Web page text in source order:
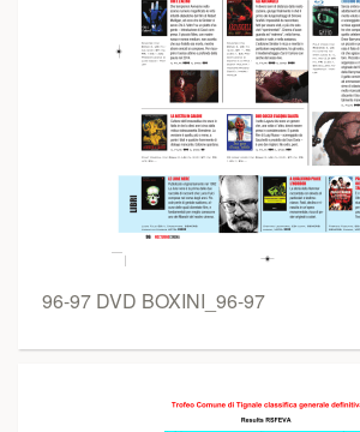
96-97 DVD BOXINI_96-97